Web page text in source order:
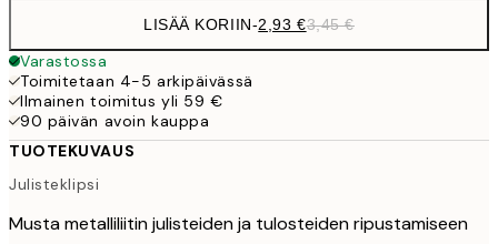
LISÄÄ KORIIN-2,93 €3,45 €
Varastossa
Toimitetaan 4-5 arkipäivässä
Ilmainen toimitus yli 59 €
90 päivän avoin kauppa
TUOTEKUVAUS
Julisteklipsi
Musta metalliliitin julisteiden ja tulosteiden ripustamiseen